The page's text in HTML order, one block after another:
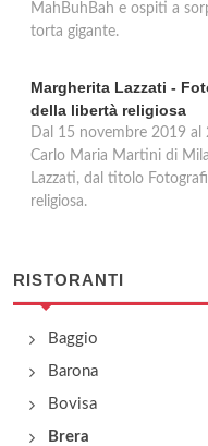
MahBuhBah e ospiti a
torta gigante.
Margherita Lazzati -
della libertà religiosa
Dal 15 novembre 2019 al
Carlo Maria Martini di
Lazzati, dal titolo
religiosa.
RISTORANTI
Baggio
Barona
Bovisa
Brera